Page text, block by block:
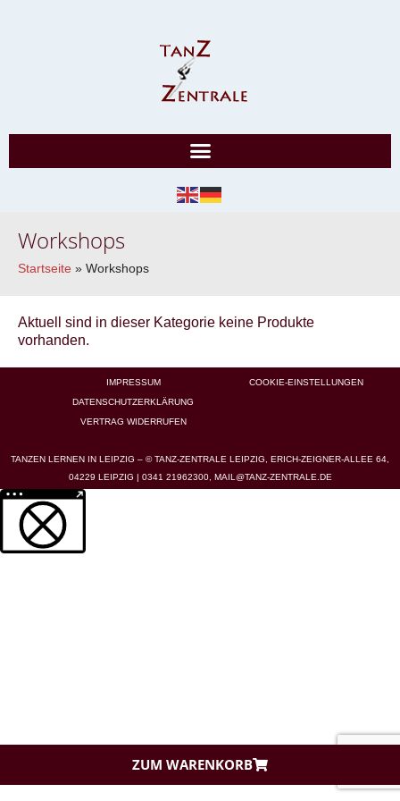
Workshops
Startseite » Workshops
ZUM WARENKORB
Aktuell sind in dieser Kategorie keine Produkte
vorhanden.
IMPRESSUM
DATENSCHUTZERKLÄRUNG
VERTRAG WIDERRUFEN
COOKIE-EINSTELLUNGEN
TANZEN LERNEN IN LEIPZIG – © TANZ-ZENTRALE LEIPZIG, ERICH-ZEIGNER-ALLEE 64,
04229 LEIPZIG | 0341 21962300, MAIL@TANZ-ZENTRALE.DE
Weitere Informationen über den gesperrten Inhalt.